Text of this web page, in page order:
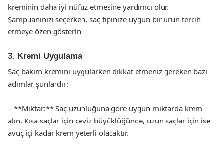
kreminin daha iyi nüfuz etmesine yardımcı olur.
Şampuanınızı seçerken, saç tipinize uygun bir ürün tercih
etmeye özen gösterin.
3. Kremi Uygulama
Saç bakım kremini uygularken dikkat etmeniz gereken bazı
adımlar şunlardır:
– **Miktar:** Saç uzunluğuna göre uygun miktarda krem
alın. Kısa saçlar için ceviz büyüklüğünde, uzun saçlar için ise
avuç içi kadar krem yeterli olacaktır.